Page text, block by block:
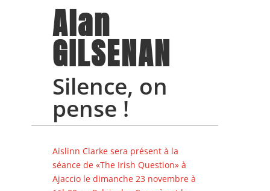
Alan
GILSENAN
Silence, on
pense !
Aislinn Clarke sera présent à la
séance de «The Irish Question» à
Ajaccio le dimanche 23 novembre à